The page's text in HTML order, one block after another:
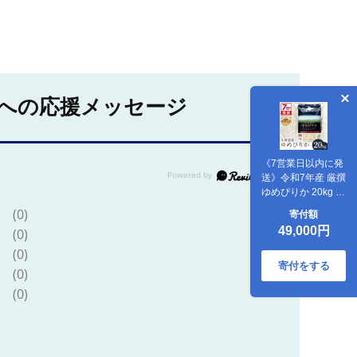
《7営業日以内に発
送》令和7年産 厳撰
ゆめぴりか 20kg 北
米 米 白米 北海道
精米 5kg ごはん ラ
イス 特A ふるさと
納税 )【080-
0098】
寄付額
49,000円
寄付をする
の応援メッセージ
(0)
(0)
(0)
(0)
(0)